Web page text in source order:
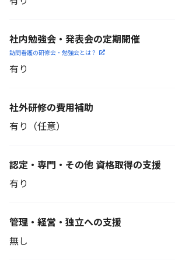
社内勉強会・発表会の定期開催
訪問看護の研修会・勉強会とは？
有り
社外研修の費用補助
有り（任意）
認定・専門・その他 資格取得の支援
有り
管理・経営・独立への支援
無し